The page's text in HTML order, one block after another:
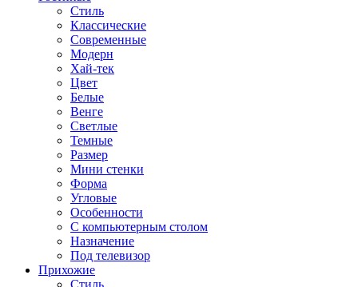
Стиль
Классические
Современные
Модерн
Хай-тек
Цвет
Белые
Венге
Светлые
Темные
Размер
Мини стенки
Форма
Угловые
Особенности
С компьютерным столом
Назначение
Под телевизор
Прихожие
Стиль